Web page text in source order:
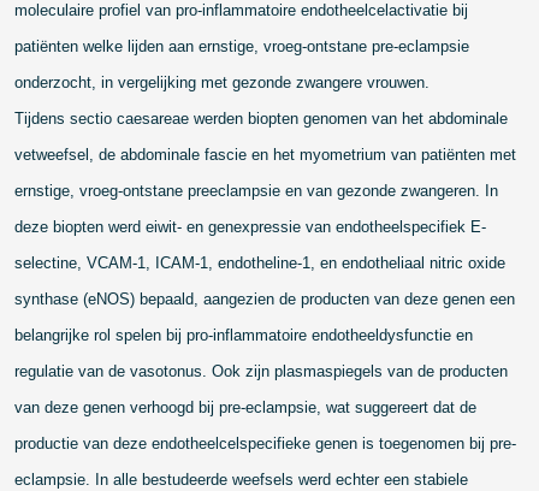
moleculaire profiel van pro-inflammatoire endotheelcelactivatie bij
patiënten welke lijden aan ernstige, vroeg-ontstane pre-eclampsie
onderzocht, in vergelijking met gezonde zwangere vrouwen.
Tijdens sectio caesareae werden biopten genomen van het abdominale
vetweefsel, de abdominale fascie en het myometrium van patiënten met
ernstige, vroeg-ontstane preeclampsie en van gezonde zwangeren. In
deze biopten werd eiwit- en genexpressie van endotheelspecifiek E-
selectine, VCAM-1, ICAM-1, endotheline-1, en endotheliaal nitric oxide
synthase (eNOS) bepaald, aangezien de producten van deze genen een
belangrijke rol spelen bij pro-inflammatoire endotheeldysfunctie en
regulatie van de vasotonus. Ook zijn plasmaspiegels van de producten
van deze genen verhoogd bij pre-eclampsie, wat suggereert dat de
productie van deze endotheelcelspecifieke genen is toegenomen bij pre-
eclampsie. In alle bestudeerde weefsels werd echter een stabiele